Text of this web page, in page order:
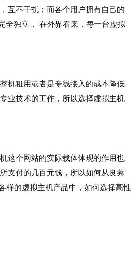
互不干扰；而各个用户拥有自己的
全独立， 在外界看来，每一台虚拟
机租用或者是专线接入的成本降低
业技术的工作，所以选择虚拟主机
这个网站的实际载体体现的作用也
支付的几百元钱，所以如何从良莠
的虚拟主机产品中，如何选择高性